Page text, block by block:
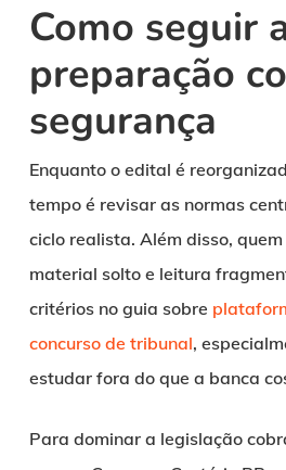
Como seguir
preparação
segurança
Enquanto o edital é
tempo é revisar as normas
ciclo realista. Além disso,
material solto e leitura
critérios no guia sobre
concurso de tribunal,
estudar fora do que a banca
Para dominar a legislação